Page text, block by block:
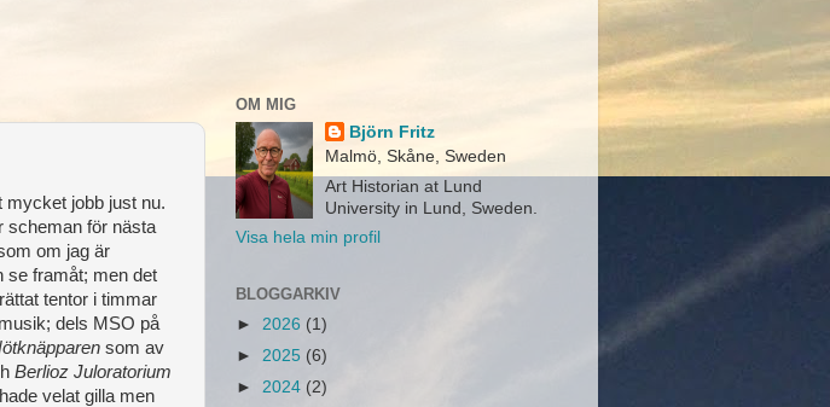
mycket jobb just nu.
scheman för nästa
om jag är
se framåt; men det
tentor i timmar
dels MSO på
som av
Berlioz Juloratorium
velat gilla men
OM MIG
Björn Fritz
Malmö, Skåne, Sweden
Art Historian at Lund
University in Lund, Sweden.
Visa hela min profil
BLOGGARKIV
► 2026 (1)
► 2025 (6)
► 2024 (2)